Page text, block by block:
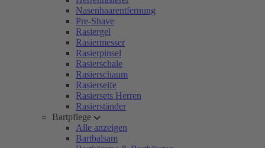
Nasenhaarentfernung
Pre-Shave
Rasiergel
Rasiermesser
Rasierpinsel
Rasierschale
Rasierschaum
Rasierseife
Rasiersets Herren
Rasierständer
Bartpflege
Alle anzeigen
Bartbalsam